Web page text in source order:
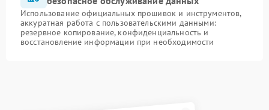
Использование официальных прошивок и инструментов,
аккуратная работа с пользовательскими данными:
резервное копирование, конфиденциальность и
восстановление информации при необходимости